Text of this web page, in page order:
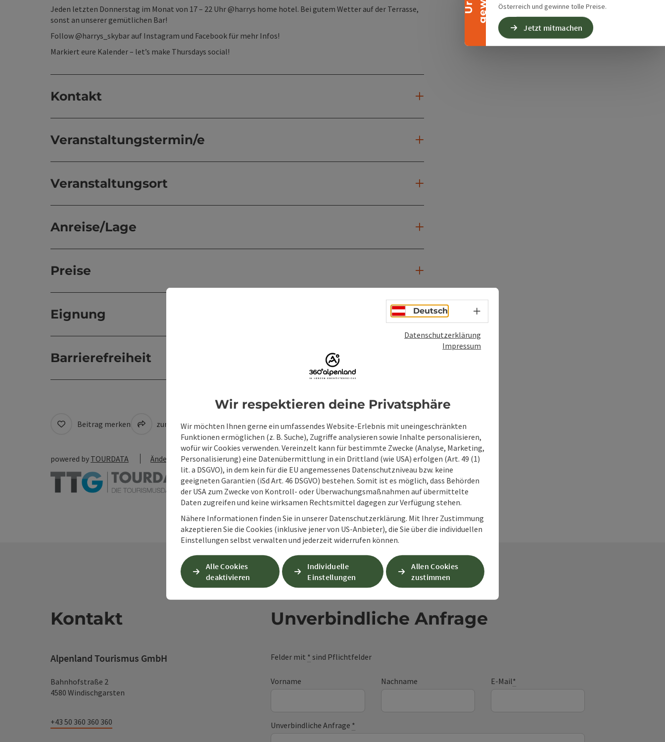
Österreich und gewinne tolle Preise.
Jetzt mitmachen
Jeden letzten Donnerstag im Monat von 17 – 22 Uhr @harrys home hotel. Bei gutem Wetter auf der Terrasse,
sonst an unserer gemütlichen Bar!
Follow @harrys_skybar auf Instagram und Facebook für mehr Infos!
Markiert eure Kalender – let’s make Thursdays social!
Kontakt
Veranstaltungstermin/e
Veranstaltungsort
Anreise/Lage
Preise
Eignung
Barrierefreiheit
Beitrag merken zum Merkzettel PDF erstellen Beitrag drucken In der Nähe
powered by TOURDATA Änderung vorschlagen
Kontakt
Alpenland Tourismus GmbH
Bahnhofstraße 2
4580 Windischgarsten
+43 50 360 360 360
Unverbindliche Anfrage
Felder mit * sind Pflichtfelder
Vorname Nachname E-Mail*
Unverbindliche Anfrage *
Deutsch Sprachwahl - Menü öffnen
Datenschutzerklärung
Impressum
Wir respektieren deine Privatsphäre
Wir möchten Ihnen gerne ein umfassendes Website-Erlebnis mit uneingeschränkten
Funktionen ermöglichen (z. B. Suche), Zugriffe analysieren sowie Inhalte personalisieren,
wofür wir Cookies verwenden. Vereinzelt kann für bestimmte Zwecke (Analyse, Marketing,
Personalisierung) eine Datenübermittlung in ein Drittland (wie USA) erfolgen (Art. 49 (1)
lit. a DSGVO), in dem kein für die EU angemessenes Datenschutzniveau bzw. keine
geeigneten Garantien (iSd Art. 46 DSGVO) bestehen. Somit ist es möglich, dass Behörden
der USA zum Zwecke von Kontroll- oder Überwachungsmaßnahmen auf übermittelte
Daten zugreifen und keine wirksamen Rechtsmittel dagegen zur Verfügung stehen.
Nähere Informationen finden Sie in unserer Datenschutzerklärung. Mit Ihrer Zustimmung
akzeptieren Sie die Cookies (inklusive jener von US-Anbieter), die Sie über die individuellen
Einstellungen selbst verwalten und jederzeit widerrufen können.
Alle Cookies
deaktivieren
Individuelle
Einstellungen
Allen Cookies
zustimmen